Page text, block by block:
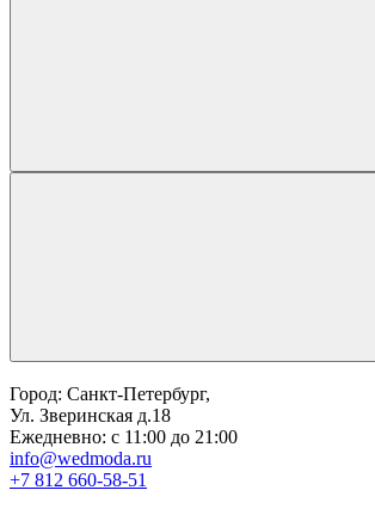
Город: Санкт-Петербург,
Ул. Зверинская д.18
Ежедневно: с 11:00 до 21:00
info@wedmoda.ru
+7 812 660-58-51